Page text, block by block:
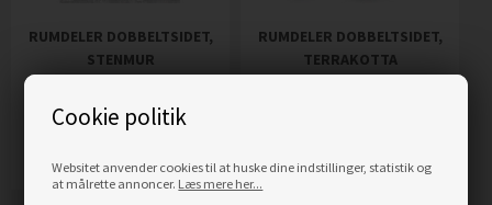
Cookie politik
Websitet anvender cookies til at huske dine indstillinger, statistik og
at målrette annoncer. Læs mere her...
RUMDELER DOBBELTSIDET,
STENMUR
Pris1.689,00DKK
RUMDELER DOBBELTSIDET,
TERRAKOTTA